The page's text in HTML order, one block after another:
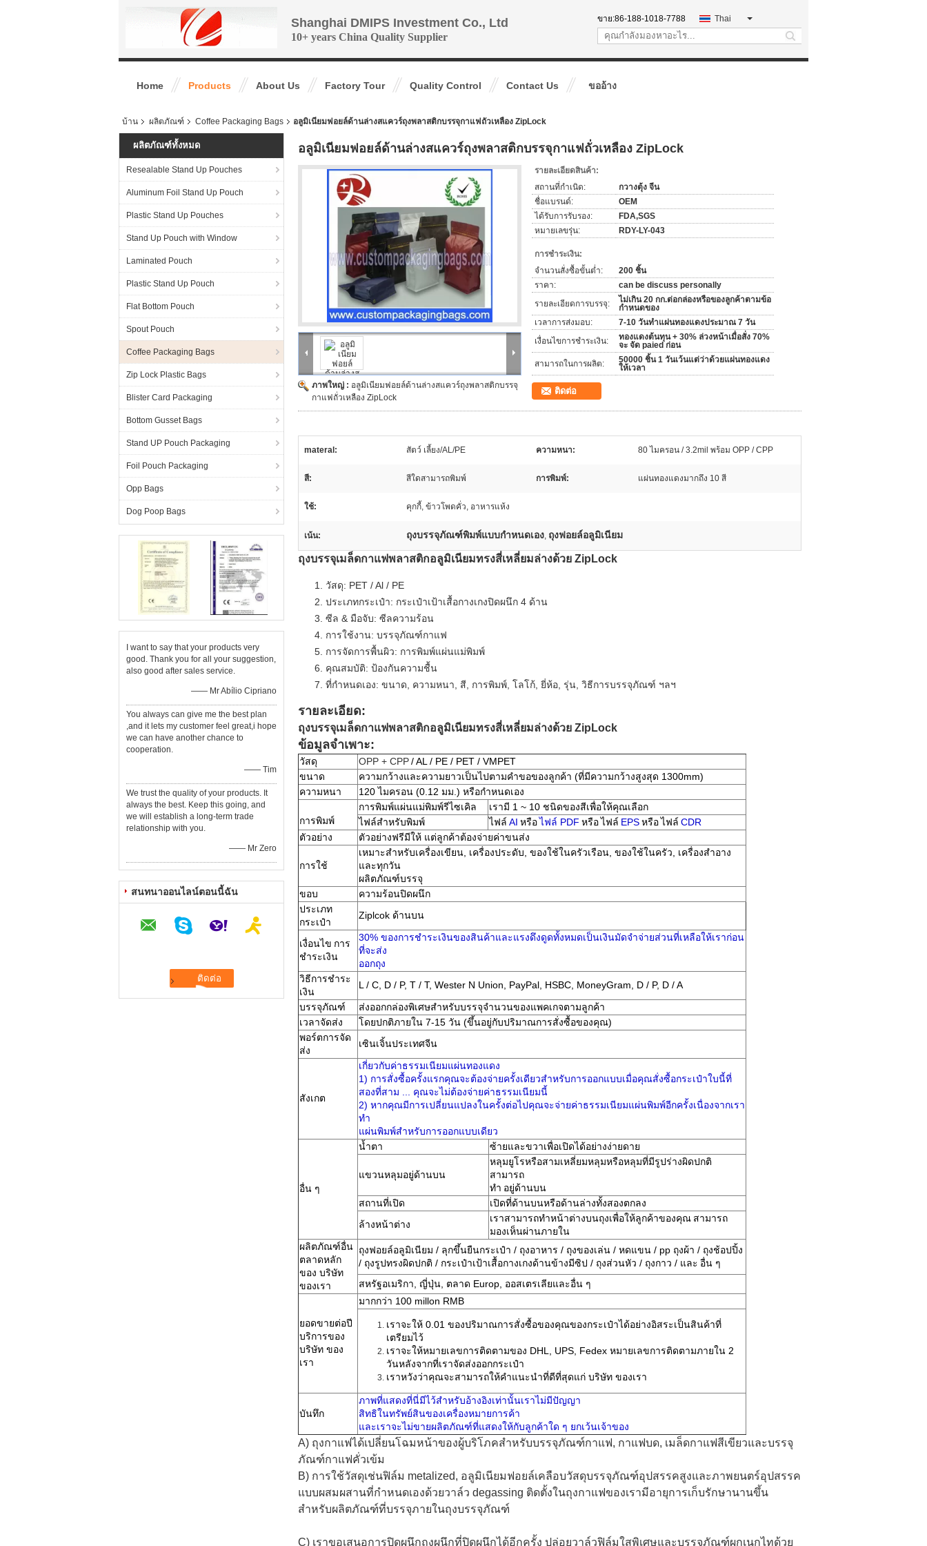
Shanghai DMIPS Investment Co., Ltd
10+ years China Quality Supplier
ขาย:86-188-1018-7788 Thai
search
Home Products About Us Factory Tour Quality Control Contact Us ขออ้าง
บ้าน ผลิตภัณฑ์ Coffee Packaging Bags อลูมิเนียมฟอยล์ด้านล่างสแควร์ถุงพลาสติกบรรจุกาแฟถั่วเหลือง ZipLock
ผลิตภัณฑ์ทั้งหมด
Resealable Stand Up Pouches
Aluminum Foil Stand Up Pouch
Plastic Stand Up Pouches
Stand Up Pouch with Window
Laminated Pouch
Plastic Stand Up Pouch
Flat Bottom Pouch
Spout Pouch
Coffee Packaging Bags
Zip Lock Plastic Bags
Blister Card Packaging
Bottom Gusset Bags
Stand UP Pouch Packaging
Foil Pouch Packaging
Opp Bags
Dog Poop Bags
I want to say that your products very
good. Thank you for all your suggestion,
also good after sales service.
—— Mr Abílio Cipriano
You always can give me the best plan
,and it lets my customer feel great,i hope
we can have another chance to
cooperation.
—— Tim
We trust the quality of your products. It
always the best. Keep this going, and
we will establish a long-term trade
relationship with you.
—— Mr Zero
สนทนาออนไลน์ตอนนี้ฉัน
อลูมิเนียมฟอยล์ด้านล่างสแควร์ถุงพลาสติกบรรจุกาแฟถั่วเหลือง ZipLock
ภาพใหญ่ : อลูมิเนียมฟอยล์ด้านล่างสแควร์ถุงพลาสติกบรรจุ
กาแฟถั่วเหลือง ZipLock
รายละเอียดสินค้า:
สถานที่กำเนิด:
กวางตุ้ง จีน
ชื่อแบรนด์:
OEM
ได้รับการรับรอง:
FDA,SGS
หมายเลขรุ่น:
RDY-LY-043
การชำระเงิน:
จำนวนสั่งซื้อขั้นต่ำ:
200 ชิ้น
ราคา:
can be discuss personally
รายละเอียดการบรรจุ:
ไม่เกิน 20 กก.ต่อกล่องหรือของลูกค้าตามข้อ
กำหนดของ
เวลาการส่งมอบ:
7-10 วันทำแผ่นทองแดงประมาณ 7 วัน
เงื่อนไขการชำระเงิน:
ทองแดงต้นทุน + 30% ล่วงหน้าเมื่อสั่ง 70%
จะ จัด paied ก่อน
สามารถในการผลิต:
50000 ชิ้น 1 วันเว้นแต่ว่าด้วยแผ่นทองแดง
ให้เวลา
ติดต่อ
materal: สัตว์ เลี้ยง/AL/PE ความหนา: 80 ไมครอน / 3.2mil พร้อม OPP / CPP
สี: สีใดสามารถพิมพ์ การพิมพ์: แผ่นทองแดงมากถึง 10 สี
ใช้: คุกกี้, ข้าวโพดคั่ว, อาหารแห้ง
เน้น: ถุงบรรจุภัณฑ์พิมพ์แบบกำหนดเอง, ถุงฟอยล์อลูมิเนียม
ถุงบรรจุเมล็ดกาแฟพลาสติกอลูมิเนียมทรงสี่เหลี่ยมล่างด้วย ZipLock
วัสดุ: PET / Al / PE
ประเภทกระเป๋า: กระเป๋าเป้าเสื้อกางเกงปิดผนึก 4 ด้าน
ซีล & มือจับ: ซีลความร้อน
การใช้งาน: บรรจุภัณฑ์กาแฟ
การจัดการพื้นผิว: การพิมพ์แผ่นแม่พิมพ์
คุณสมบัติ: ป้องกันความชื้น
ที่กำหนดเอง: ขนาด, ความหนา, สี, การพิมพ์, โลโก้, ยี่ห้อ, รุ่น, วิธีการบรรจุภัณฑ์ ฯลฯ
รายละเอียด:
ถุงบรรจุเมล็ดกาแฟพลาสติกอลูมิเนียมทรงสี่เหลี่ยมล่างด้วย ZipLock
ข้อมูลจำเพาะ:
วัสดุ OPP + CPP/ AL / PE / PET / VMPET
ขนาด
ความกว้างและความยาวเป็นไปตามคำขอของลูกค้า (ที่มีความกว้างสูงสุด 1300mm)
ความหนา
120 ไมครอน (0.12 มม.) หรือกำหนดเอง
การพิมพ์
การพิมพ์แผ่นแม่พิมพ์รีไซเคิล
เรามี 1 ~ 10 ชนิดของสีเพื่อให้คุณเลือก
ไฟล์สำหรับพิมพ์
ไฟล์ AI หรือไฟล์ PDF หรือไฟล์ EPSหรือไฟล์ CDR
ตัวอย่าง
ตัวอย่างฟรีมีให้ แต่ลูกค้าต้องจ่ายค่าขนส่ง
การใช้
เหมาะสำหรับเครื่องเขียน, เครื่องประดับ, ของใช้ในครัวเรือน, ของใช้ในครัว, เครื่องสำอาง
และทุกวัน
ผลิตภัณฑ์บรรจุ
ขอบ
ความร้อนปิดผนึก
ประเภท
กระเป๋า
Ziplcok ด้านบน
เงื่อนไข การ
ชำระเงิน
30% ของการชำระเงินของสินค้าและแรงดึงดูดทั้งหมดเป็นเงินมัดจำจ่ายส่วนที่เหลือให้เราก่อน
ที่จะส่ง
ออกถุง
วิธีการชำระ
เงิน
L / C, D / P, T / T, Wester N Union, PayPal, HSBC, MoneyGram, D / P, D / A
บรรจุภัณฑ์
ส่งออกกล่องพิเศษสำหรับบรรจุจำนวนของแพคเกจตามลูกค้า
เวลาจัดส่ง
โดยปกติภายใน 7-15 วัน (ขึ้นอยู่กับปริมาณการสั่งซื้อของคุณ)
พอร์ตการจัด
ส่ง
เซินเจิ้นประเทศจีน
สังเกต
เกี่ยวกับค่าธรรมเนียมแผ่นทองแดง
1) การสั่งซื้อครั้งแรกคุณจะต้องจ่ายครั้งเดียวสำหรับการออกแบบเมื่อคุณสั่งซื้อกระเป๋าใบนี้ที่
สองที่สาม ... คุณจะไม่ต้องจ่ายค่าธรรมเนียมนี้
2) หากคุณมีการเปลี่ยนแปลงในครั้งต่อไปคุณจะจ่ายค่าธรรมเนียมแผ่นพิมพ์อีกครั้งเนื่องจากเรา
ทำ
แผ่นพิมพ์สำหรับการออกแบบเดียว
อื่น ๆ
น้ำตา ซ้ายและขวาเพื่อเปิดได้อย่างง่ายดาย
แขวนหลุมอยู่ด้านบน
หลุมยูโรหรือสามเหลี่ยมหลุมหรือหลุมที่มีรูปร่างผิดปกติ
สามารถ
ทำ อยู่ด้านบน
สถานที่เปิด
เปิดที่ด้านบนหรือด้านล่างทั้งสองตกลง
ล้างหน้าต่าง
เราสามารถทำหน้าต่างบนถุงเพื่อให้ลูกค้าของคุณ สามารถ
มองเห็นผ่านภายใน
ผลิตภัณฑ์อื่น
ตลาดหลัก
ของ บริษัท
ของเรา
ถุงฟอยล์อลูมิเนียม / ลุกขึ้นยืนกระเป๋า / ถุงอาหาร / ถุงของเล่น / หดแขน / pp ถุงผ้า / ถุงช้อปปิ้ง
/ ถุงรูปทรงผิดปกติ / กระเป๋าเป้าเสื้อกางเกงด้านข้างมีซิป / ถุงส่วนหัว / ถุงกาว / และ อื่น ๆ
สหรัฐอเมริกา, ญี่ปุ่น, ตลาด Europ, ออสเตรเลียและอื่น ๆ
ยอดขายต่อปี
บริการของ
บริษัท ของ
เรา
มากกว่า 100 millon RMB
เราจะให้ 0.01 ของปริมาณการสั่งซื้อของคุณของกระเป๋าได้อย่างอิสระเป็นสินค้าที่
เตรียมไว้
เราจะให้หมายเลขการติดตามของ DHL, UPS, Fedex หมายเลขการติดตามภายใน 2
วันหลังจากที่เราจัดส่งออกกระเป๋า
เราหวังว่าคุณจะสามารถให้คำแนะนำที่ดีที่สุดแก่ บริษัท ของเรา
บันทึก
ภาพที่แสดงที่นี่มีไว้สำหรับอ้างอิงเท่านั้นเราไม่มีปัญญา
สิทธิในทรัพย์สินของเครื่องหมายการค้า
และเราจะไม่ขายผลิตภัณฑ์ที่แสดงให้กับลูกค้าใด ๆ ยกเว้นเจ้าของ
A) ถุงกาแฟได้เปลี่ยนโฉมหน้าของผู้บริโภคสำหรับบรรจุภัณฑ์กาแฟ, กาแฟบด, เมล็ดกาแฟสีเขียวและบรรจุ
ภัณฑ์กาแฟคั่วเข้ม
B) การใช้วัสดุเช่นฟิล์ม metalized, อลูมิเนียมฟอยล์เคลือบวัสดุบรรจุภัณฑ์อุปสรรคสูงและภาพยนตร์อุปสรรค
แบบผสมผสานที่กำหนดเองด้วยวาล์ว degassing ติดตั้งในถุงกาแฟของเรามีอายุการเก็บรักษานานขึ้น
สำหรับผลิตภัณฑ์ที่บรรจุภายในถุงบรรจุภัณฑ์
C) เราขอเสนอการปิดผนึกถุงผนึกที่ปิดผนึกได้อีกครั้ง ปล่อยวาล์วฟิล์มใสพิเศษและบรรจุภัณฑ์ผูกเนกไทด้วย